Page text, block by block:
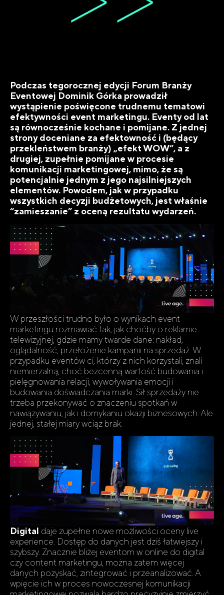
Podczas tegorocznej edycji Forum Branży
Eventowej Dominik Górka prowadził
wystąpienie poświęcone trudnemu tematowi
efektywności event marketingu. Eventy od lat
są równocześnie kochane i pomijane. Z jednej
strony doceniane za efektowność i (będący
przekleństwem branży) „efekt WOW”, a z
drugiej, zupełnie pomijane w procesie
komunikacji marketingowej, mimo, że są
potencjalnie jednym z jego najsilniejszych
elementów. Powodem, jak w przypadku
wszystkich decyzji budżetowych, jest właśnie
“zamieszanie” z oceną rezultatu wydarzeń.
W przeszłości trudno było o wynikach event
marketingu rozmawiać tak, jak choćby o reklamie
telewizyjnej, gdzie mamy twarde dane: nakład,
oglądalność, przełożenie kampanii na sprzedaż. W
przypadku eventów ci, którzy z nich korzystali, znali
niemierzalną, choć bezcenną wartość budowania i
pielęgnowania relacji, wywoływania emocji i
budowania doświadczania marki. Sił sprzedaży nie
trzeba przekonywać o znaczeniu spotkań w
nawiązywaniu, jak i domykaniu okazji biznesowych. Ale
jednej, stałej miary wciąż brak.
Digital daje zupełne nowe możliwości oceny live
experience. Dostęp do danych jest dziś łatwiejszy i
szybszy. Znacznie bliżej eventom w online do digital
czy content marketingu, można zatem więcej
danych pozyskać, zintegrować i przeanalizować. A
wpięcie ich w proces nowoczesnej komunikacji